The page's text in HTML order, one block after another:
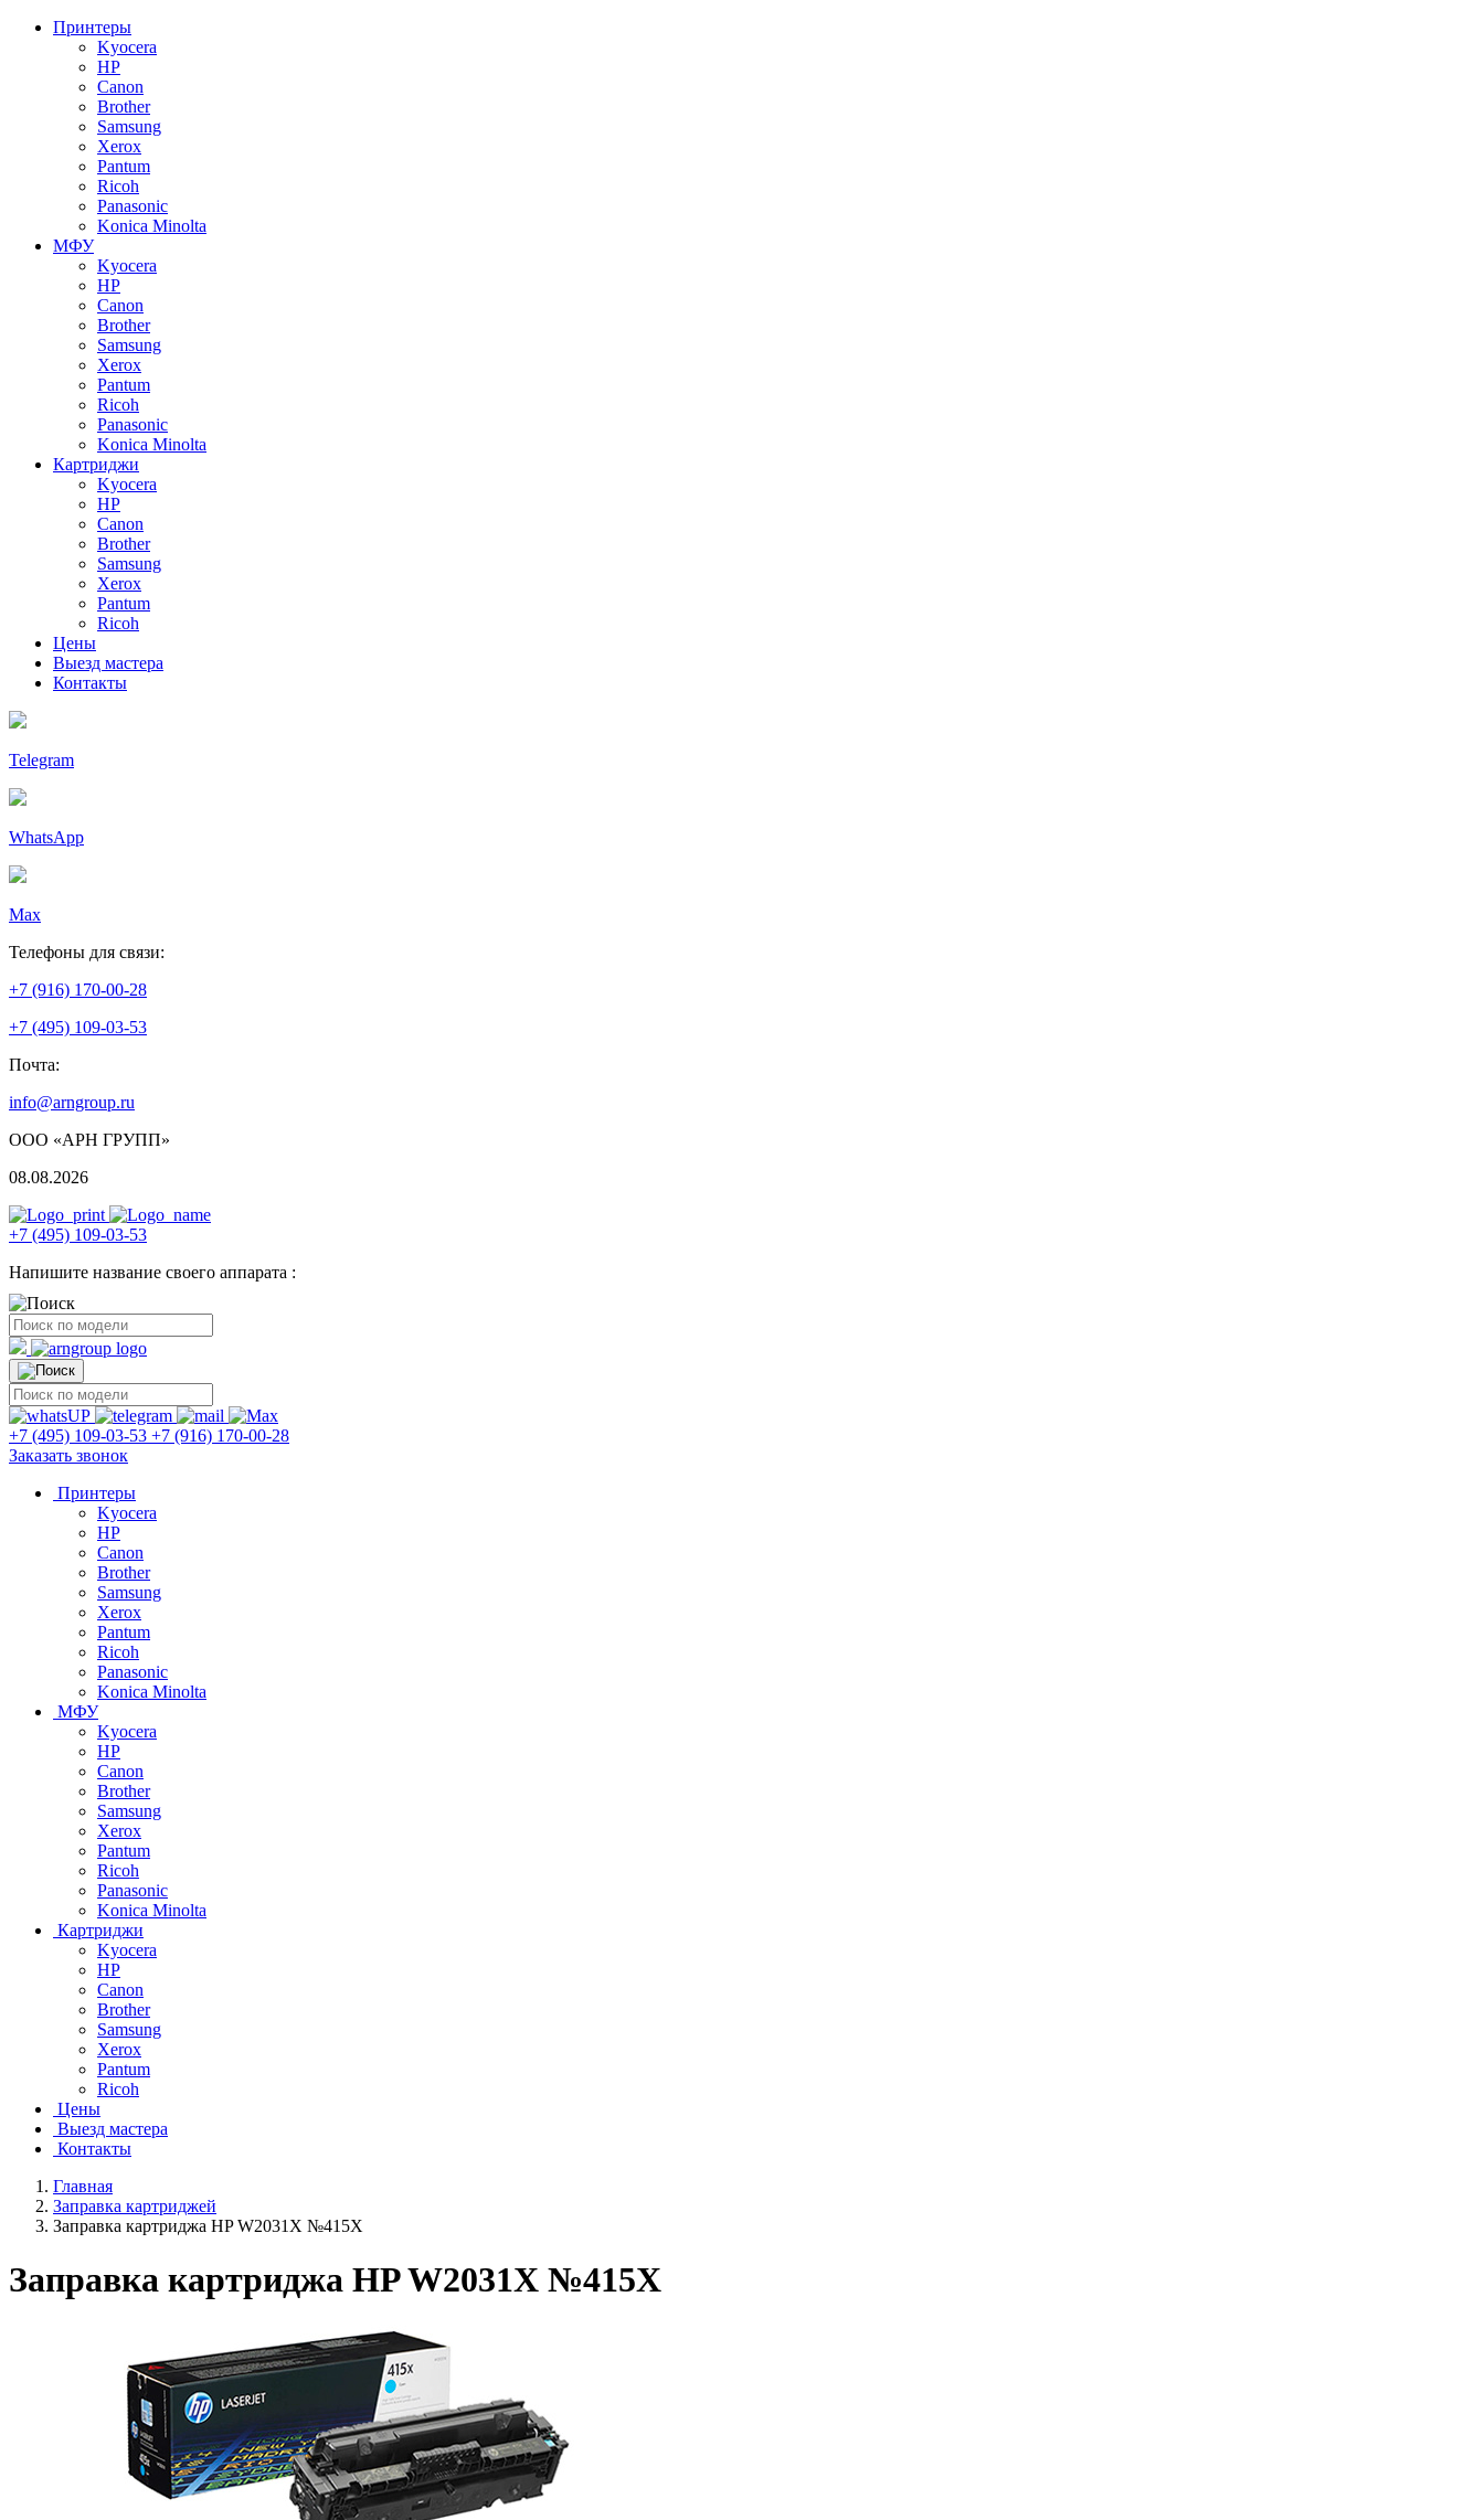
Принтеры
Kyocera
HP
Canon
Brother
Samsung
Xerox
Pantum
Ricoh
Panasonic
Konica Minolta
МФУ
Kyocera
HP
Canon
Brother
Samsung
Xerox
Pantum
Ricoh
Panasonic
Konica Minolta
Картриджи
Kyocera
HP
Canon
Brother
Samsung
Xerox
Pantum
Ricoh
Цены
Выезд мастера
Контакты
Telegram
WhatsApp
Max
Телефоны для связи:
+7 (916) 170-00-28
+7 (495) 109-03-53
Почта:
info@arngroup.ru
ООО «АРН ГРУПП»
08.08.2026
+7 (495) 109-03-53
Напишите название своего аппарата :
+7 (495) 109-03-53 +7 (916) 170-00-28
Заказать звонок
Принтеры
Kyocera
HP
Canon
Brother
Samsung
Xerox
Pantum
Ricoh
Panasonic
Konica Minolta
МФУ
Kyocera
HP
Canon
Brother
Samsung
Xerox
Pantum
Ricoh
Panasonic
Konica Minolta
Картриджи
Kyocera
HP
Canon
Brother
Samsung
Xerox
Pantum
Ricoh
Цены
Выезд мастера
Контакты
Главная
Заправка картриджей
Заправка картриджа HP W2031X №415X
Заправка картриджа HP W2031X №415X